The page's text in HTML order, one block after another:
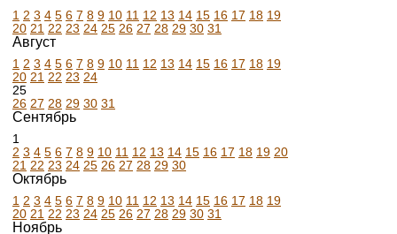
1 2 3 4 5 6 7 8 9 10 11 12 13 14 15 16 17 18 19
20 21 22 23 24 25 26 27 28 29 30 31
Август
1 2 3 4 5 6 7 8 9 10 11 12 13 14 15 16 17 18 19
20 21 22 23 24
25
26 27 28 29 30 31
Сентябрь
1
2 3 4 5 6 7 8 9 10 11 12 13 14 15 16 17 18 19 20
21 22 23 24 25 26 27 28 29 30
Октябрь
1 2 3 4 5 6 7 8 9 10 11 12 13 14 15 16 17 18 19
20 21 22 23 24 25 26 27 28 29 30 31
Ноябрь